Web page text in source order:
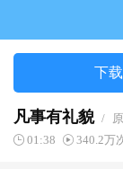
下
凡事有礼貌 /
01:38
340.2万